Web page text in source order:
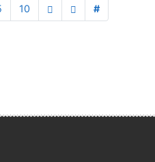
10 #